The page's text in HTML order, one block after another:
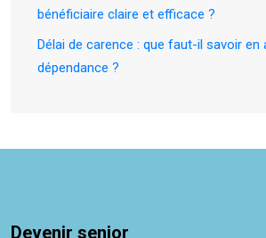
bénéficiaire claire et efficace ?
Délai de carence : que faut-il savoir en
dépendance ?
Devenir senior